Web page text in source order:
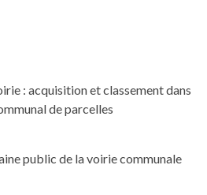
: acquisition et classement dans
de parcelles
public de la voirie communale